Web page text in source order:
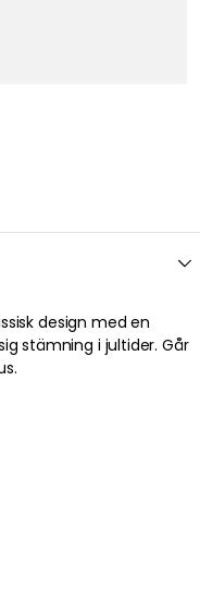
design med en
stämning i jultider. Går
.